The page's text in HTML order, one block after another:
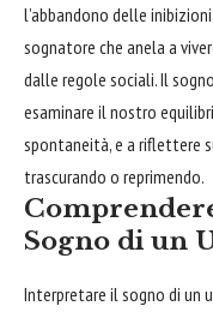
l’abbandono delle
sognatore che anela a
dalle regole sociali. Il
esaminare il nostro
spontaneità, e a riflettere
trascurando o reprimendo.
Sogno di un
Interpretare il sogno di un